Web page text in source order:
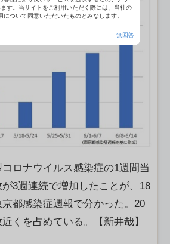
ロナウイルス感染症の1週間当
3週連続で増加したことが、18
京都感染症週報で分かった。20
くを占めている。【新井哉】
す。当サイトをご利用いただく際には、当社の
について同意いただいたものとみなします。
無回答